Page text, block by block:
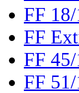
FF
FF
FF
FF